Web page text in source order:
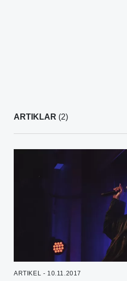
ARTIKLAR (2)
ARTIKEL - 10.11.2017